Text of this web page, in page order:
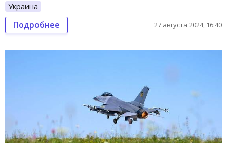
Украина
Подробнее 27 августа 2024, 16:40